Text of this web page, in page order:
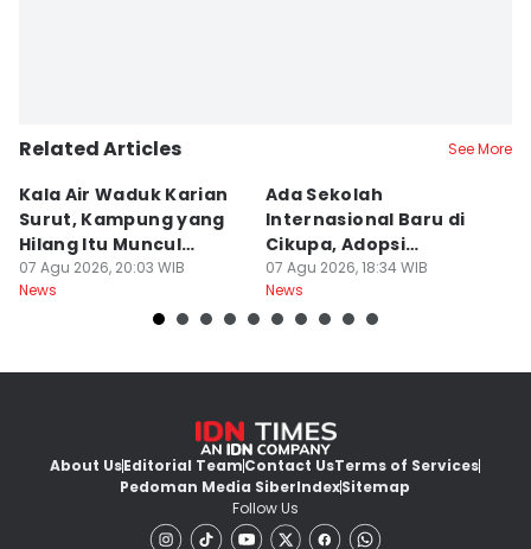
Related Articles See More
Kala Air Waduk Karian
Surut, Kampung yang
Hilang Itu Muncul
Kembali
07 Agu 2026, 20:03 WIB
News
Ada Sekolah
Internasional Baru di
Cikupa, Adopsi
Kurikulum Singapura
07 Agu 2026, 18:34 WIB
News
About UsEditorial TeamContact UsTerms of Services
Pedoman Media SiberIndexSitemap
Follow Us